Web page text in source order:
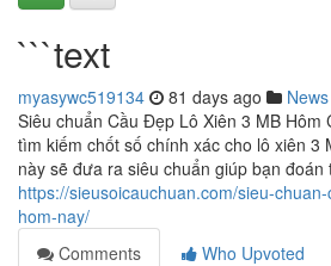
```text
myasywc519134 81 days ago News
Siêu chuẩn Cầu Đẹp Lô Xiên 3 MB Hôm
tìm kiếm chốt số chính xác cho lô xiên 3
này sẽ đưa ra siêu chuẩn giúp bạn đoán
https://sieusoicauchuan.com/sieu-
hom-nay/
Comments
Who Upvoted